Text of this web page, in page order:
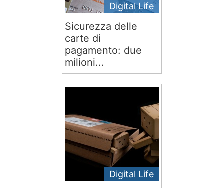
Digital Life
Sicurezza delle
carte di
pagamento: due
milioni...
Digital Life